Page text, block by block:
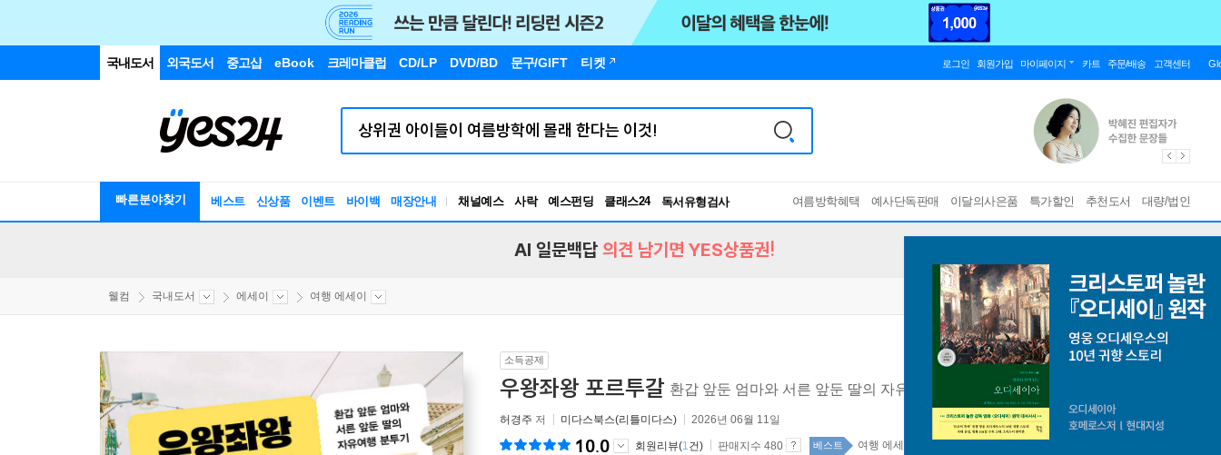
국내도서 외국도서 중고샵 eBook 크레마클럽 CD/LP DVD/BD 문구/GIFT 티켓 로그인 회원가입 마이페이지 카트 주문/배송 고객센터
빠른분야찾기 베스트 신상품 이벤트 바이백 매장안내 채널예스 사락 예스펀딩 클래스24
독서유형검사
RBTI Lab
여름방학혜택 예사단독판매 이달의사은품 특가할인 추천도서 대량/법인
AI 일문백답 의견 남기면 YES상품권!
웰컴 국내도서 에세이 여행 에세이
소득공제
우왕좌왕 포르투갈 환갑 앞둔 엄마와 서른 앞둔 딸의 자유여행 분투기
허경주 저 미다스북스(리틀미다스) 2026년 06월 11일
10.0 회원리뷰(1건) 판매지수 480 베스트 여행 에세이 41위